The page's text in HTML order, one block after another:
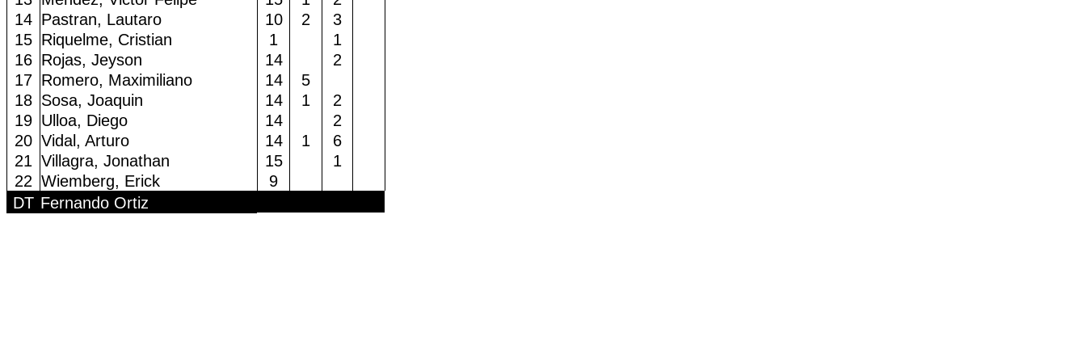
14 Pastran, Lautaro 10 2
3
15 Riquelme, Cristian 1
1
16 Rojas, Jeyson 14
2
17 Romero, Maximiliano 14
5
18 Sosa, Joaquin 14 1
2
19 Ulloa, Diego 14
2
20 Vidal, Arturo 14 1
6
21 Villagra, Jonathan 15
1
22 Wiemberg, Erick
9
DT Fernando Ortiz